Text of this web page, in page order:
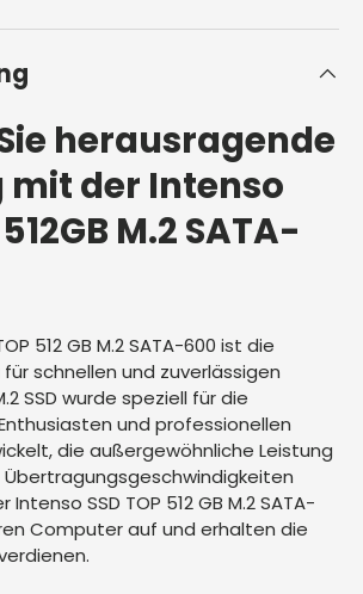
herausragende
mit der Intenso
512GB M.2 SATA-
512 GB M.2 SATA-600 ist die
schnellen und zuverlässigen
SSD wurde speziell für die
und professionellen
die außergewöhnliche Leistung
SSD TOP 512 GB M.2 SATA-
Computer auf und erhalten die